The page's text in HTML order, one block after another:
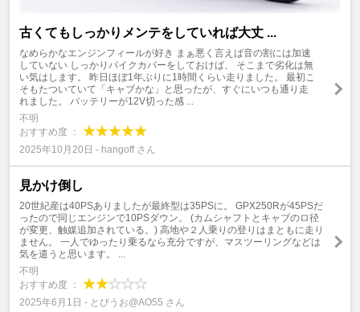
古くてもしっかりメンテをしていれば大丈 ...
なめらかなエンジンフィールが好き まぁ悪く言えば音の割には加速
していない しっかりバイクカバーをしておけば、 そこまで劣化は無
い気はします。 昨日ほぼ1年ぶりに1時間くらい走りました。 最初こ
そもたついていて「キャブかな」と思ったが、すぐにいつも通り走
れました。 バッテリーが12V切った感 ...
不明
おすすめ度 ：
2025年10月20日 - hangoff さん
見かけ倒し
20世紀産は40PSありましたが最終型は35PSに。 GPX250Rが45PSだ
ったので同じエンジンで10PSダウン。 (カムシャフトとキャブのロ径
が変更、触媒追加されている。) 高地や２人乗りの登りはまともに走り
ません。 一人でゆったり乗るなら充分ですが、マスツーリングなどは
気を遣うと思います。 ...
不明
おすすめ度 ：
2025年6月1日 - とびうお@AO55 さん